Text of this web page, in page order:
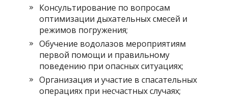
Консультирование по вопросам
оптимизации дыхательных смесей и
режимов погружения;
Обучение водолазов мероприятиям
первой помощи и правильному
поведению при опасных ситуациях;
Организация и участие в спасательных
операциях при несчастных случаях;